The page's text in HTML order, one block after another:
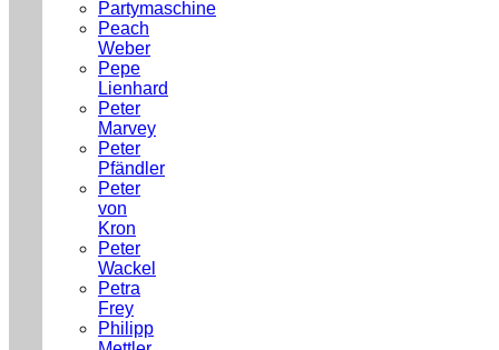
Partymaschine
Peach
Weber
Pepe
Lienhard
Peter
Marvey
Peter
Pfändler
Peter
von
Kron
Peter
Wackel
Petra
Frey
Philipp